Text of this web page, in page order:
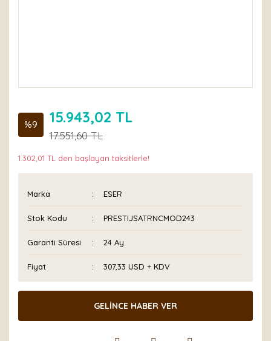
%9 15.943,02 TL
17.551,60 TL
1.302,01 TL den başlayan taksitlerle!
Marka ESER
Stok Kodu PRESTIJSATRNCMOD243
Garanti Süresi 24 Ay
Fiyat 307,33 USD + KDV
GELİNCE HABER VER